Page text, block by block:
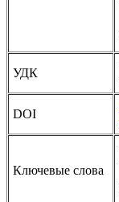
УДК
DOI
Ключевые слова